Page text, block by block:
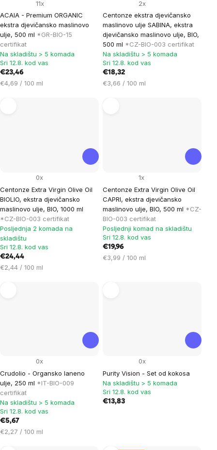
ACAIA - Premium ORGANIC
ekstra djevičansko maslinovo
ulje, 500 ml *GR-BIO-15
certifikat
11x
Na skladištu > 5 komada
Sri 12.8. kod vas
€23,46
Cijena
€4,69 / 100 ml
Centonze ekstra djevičansko
maslinovo ulje SABINA, ekstra
djevičansko maslinovo ulje, BIO,
500 ml *CZ-BIO-003 certifikat
2x
Na skladištu > 5 komada
Sri 12.8. kod vas
€18,32
Cijena
€3,66 / 100 ml
Centonze Extra Virgin Olive Oil
BIOLIO, ekstra djevičansko
maslinovo ulje, BIO, 1000 ml
*CZ-BIO-003 certifikat
0x
Posljednja 2 komada na
skladištu
Sri 12.8. kod vas
€24,44
Cijena
€2,44 / 100 ml
Centonze Extra Virgin Olive Oil
CAPRI, ekstra djevičansko
maslinovo ulje, BIO, 500 ml *CZ-
BIO-003 certifikat
1x
Posljednji komad na skladištu
Sri 12.8. kod vas
€19,96
Cijena
€3,99 / 100 ml
Crudolio - Organsko laneno
ulje, 250 ml *IT-BIO-009
certifikat
0x
Na skladištu > 5 komada
Sri 12.8. kod vas
€5,67
Cijena
€2,27 / 100 ml
Purity Vision - Set od kokosa
0x
Na skladištu > 5 komada
Sri 12.8. kod vas
€13,83